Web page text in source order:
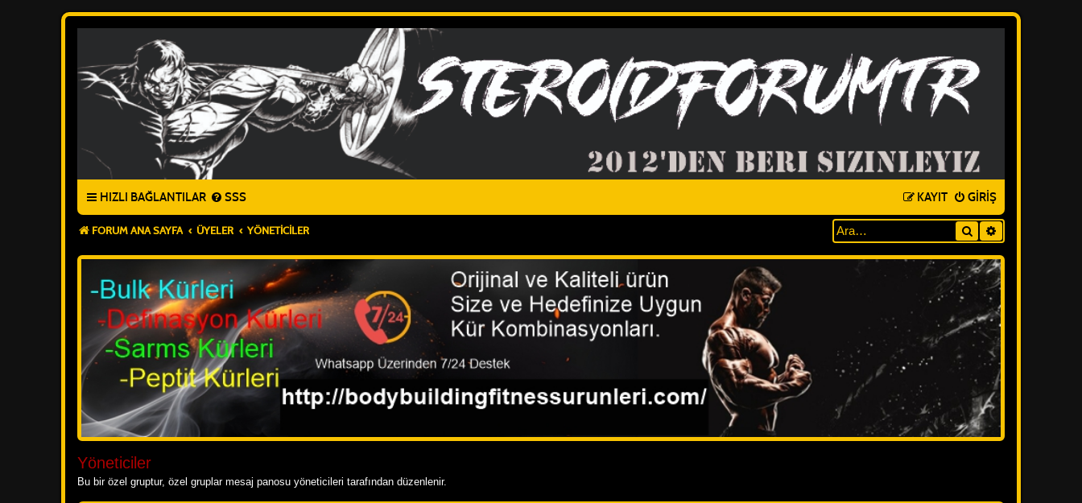
HIZLI BAĞLANTILAR SSS GIRIŞ
KAYIT
FORUM ANA SAYFA ÜYELER YÖNETICILER Ara
Yöneticiler
Bu bir özel gruptur, özel gruplar mesaj panosu yöneticileri tarafından düzenlenir.